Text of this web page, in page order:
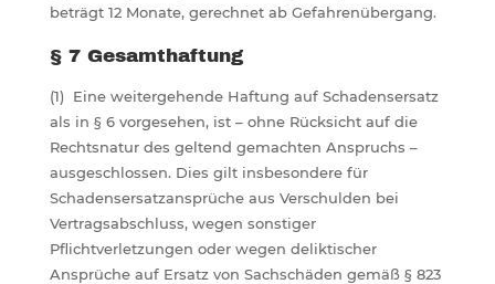
beträgt 12 Monate, gerechnet ab Gefahrenübergang.
§ 7 Gesamthaftung
(1) Eine weitergehende Haftung auf Schadensersatz
als in § 6 vorgesehen, ist – ohne Rücksicht auf die
Rechtsnatur des geltend gemachten Anspruchs –
ausgeschlossen. Dies gilt insbesondere für
Schadensersatzansprüche aus Verschulden bei
Vertragsabschluss, wegen sonstiger
Pflichtverletzungen oder wegen deliktischer
Ansprüche auf Ersatz von Sachschäden gemäß § 823